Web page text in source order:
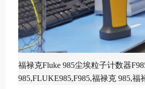
福禄克Fluke 985尘埃粒子计数器
985,FLUKE985,F985,福禄克 985,福